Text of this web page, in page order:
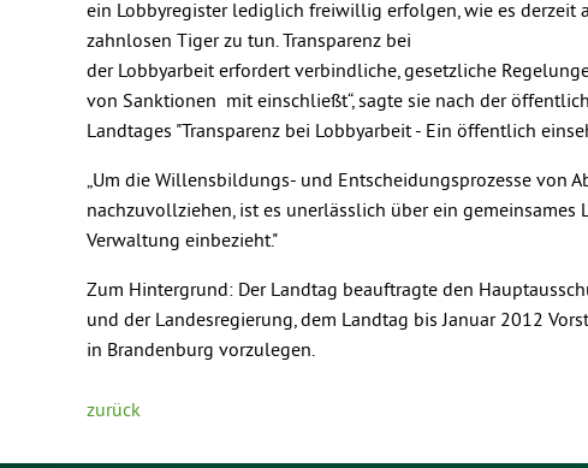
ein Lobbyregister lediglich freiwillig erfolgen, wie es derzeit
zahnlosen Tiger zu tun. Transparenz bei
der Lobbyarbeit erfordert verbindliche, gesetzliche
von Sanktionen mit einschließt“, sagte sie nach der
Landtages "Transparenz bei Lobbyarbeit - Ein öffentlich
„Um die Willensbildungs- und Entscheidungsprozesse von
nachzuvollziehen, ist es unerlässlich über ein
Verwaltung einbezieht."
Zum Hintergrund: Der Landtag beauftragte den
und der Landesregierung, dem Landtag bis Januar 2012
in Brandenburg vorzulegen.
zurück